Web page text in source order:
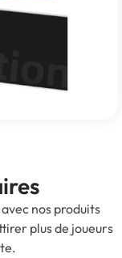
nos produits
plus de joueurs